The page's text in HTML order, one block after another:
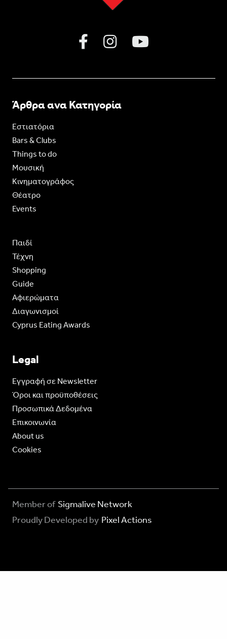
Άρθρα ανα Κατηγορία
Εστιατόρια
Bars & Clubs
Things to do
Moυσική
Κινηματογράφος
Θέατρο
Events
Παιδί
Τέχνη
Shopping
Guide
Aφιερώματα
Διαγωνισμοί
Cyprus Eating Awards
Legal
Eγγραφή σε Newsletter
Όροι και προϋποθέσεις
Προσωπικά Δεδομένα
Επικοινωνία
About us
Cookies
Member of Sigmalive Network
Proudly Developed by Pixel Actions